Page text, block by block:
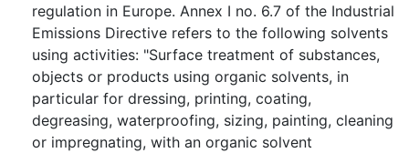
regulation in Europe. Annex I no. 6.7 of the Industrial
Emissions Directive refers to the following solvents
using activities: "Surface treatment of substances,
objects or products using organic solvents, in
particular for dressing, printing, coating,
degreasing, waterproofing, sizing, painting, cleaning
or impregnating, with an organic solvent